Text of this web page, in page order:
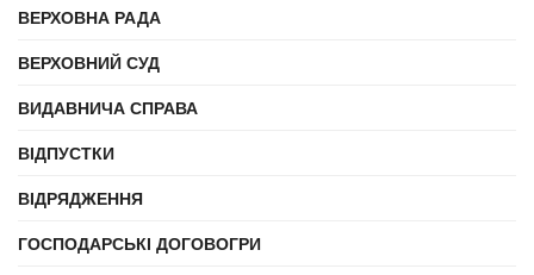
ВЕРХОВНА РАДА
ВЕРХОВНИЙ СУД
ВИДАВНИЧА СПРАВА
ВІДПУСТКИ
ВІДРЯДЖЕННЯ
ГОСПОДАРСЬКІ ДОГОВОГРИ